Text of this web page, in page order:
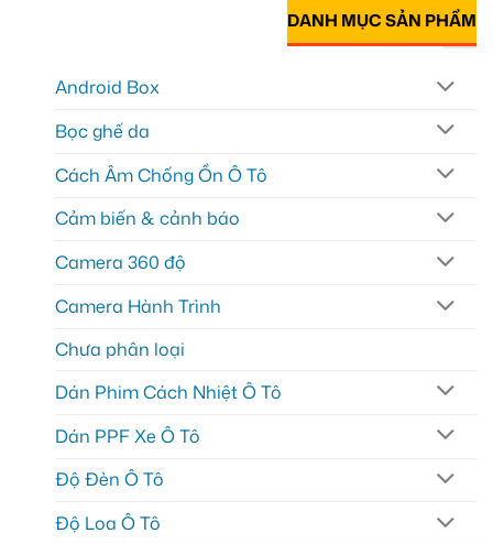
DANH MỤC SẢN PHẨM
Android Box
Bọc ghế da
Cách Âm Chống Ồn Ô Tô
Cảm biến & cảnh báo
Camera 360 độ
Camera Hành Trình
Chưa phân loại
Dán Phim Cách Nhiệt Ô Tô
Dán PPF Xe Ô Tô
Độ Đèn Ô Tô
Độ Loa Ô Tô